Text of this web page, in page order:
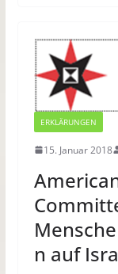
ERKLÄRUNGEN
15. Januar 2018
n auf